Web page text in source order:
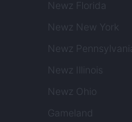
Newz Florida
Newz New York
Newz Pennsylvania
Newz Illinois
Newz Ohio
Gameland